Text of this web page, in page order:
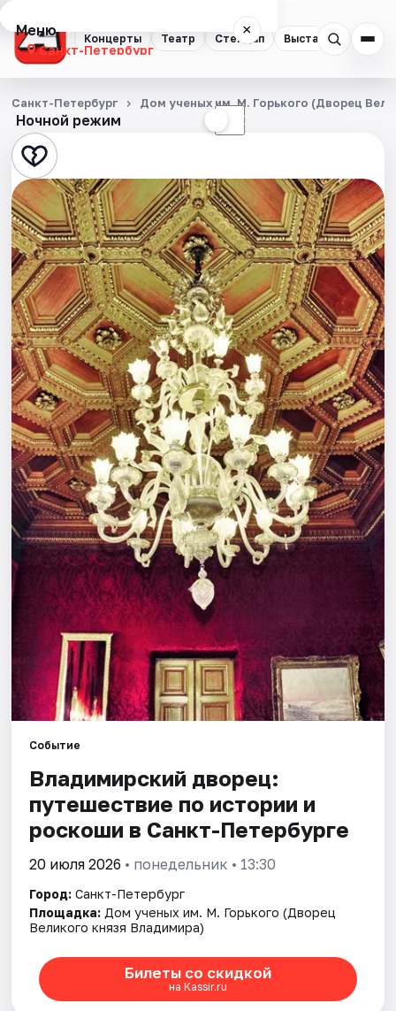
Концерты Театр Стендап Выставки
Меню ×
Санкт-Петербург
Концерты
Театр
Стендап
Выставки
Квесты
Экскурсии
Спорт
События
Города
Площадки
Артисты
Рейтинги
Ночной режим ☾
Санкт-Петербург Дом ученых им. М. Горького (Дворец
Событие
Владимирский дворец:
путешествие по истории и
роскоши в Санкт-Петербурге
20 июля 2026 • понедельник • 13:30
Город: Санкт-Петербург
Площадка: Дом ученых им. М. Горького (Дворец
Великого князя Владимира)
Билеты со скидкой
на Kassir.ru